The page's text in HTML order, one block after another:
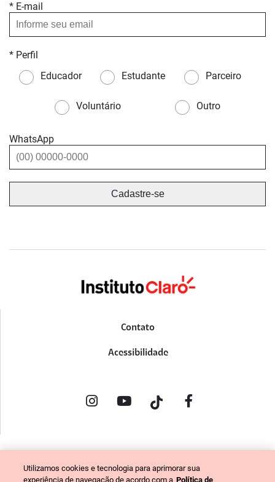
* E-mail
* Perfil
Educador
Estudante Parceiro
Voluntário Outro
WhatsApp
Contato
Acessibilidade
PORTAL DE DENÚNCIAS
Utilizamos cookies e tecnologia para aprimorar sua
experiência de navegação de acordo com a Política de